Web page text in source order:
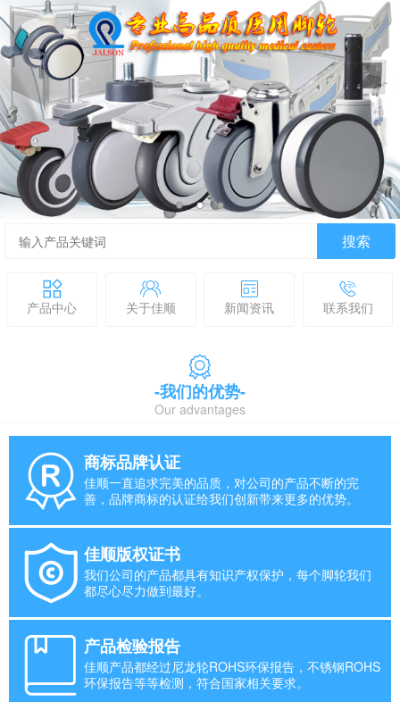
搜索
产品中心 关于佳顺 新闻资讯 联系我们
-我们的优势-
Our advantages
商标品牌认证
佳顺一直追求完美的品质，对公司的产品不断的完
善，品牌商标的认证给我们创新带来更多的优势。
佳顺版权证书
我们公司的产品都具有知识产权保护，每个脚轮我们
都尽心尽力做到最好。
产品检验报告
佳顺产品都经过尼龙轮ROHS环保报告，不锈钢ROHS
环保报告等等检测，符合国家相关要求。